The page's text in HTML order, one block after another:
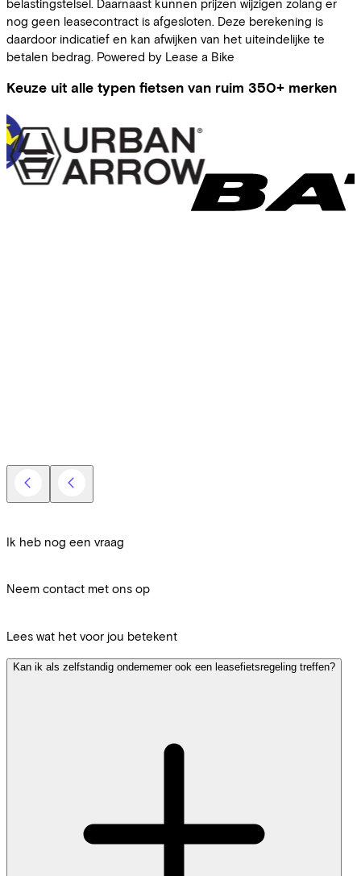
Keuze uit alle typen fietsen van ruim 350+ merken
Ik heb nog een vraag
Neem contact met ons op
Lees wat het voor jou betekent
Kan ik als zelfstandig ondernemer ook een leasefietsregeling treffen?